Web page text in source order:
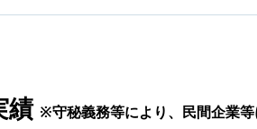
績 ※守秘義務等により、民間企業等